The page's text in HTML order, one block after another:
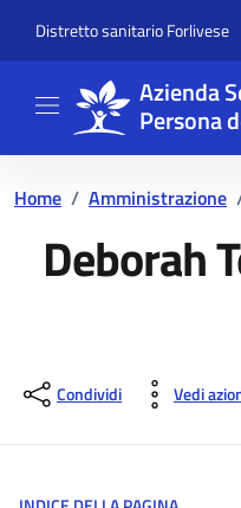
Distretto sanitario Forlivese
Azienda
Persona
Home / Amministrazione
Deborah
Condividi Vedi